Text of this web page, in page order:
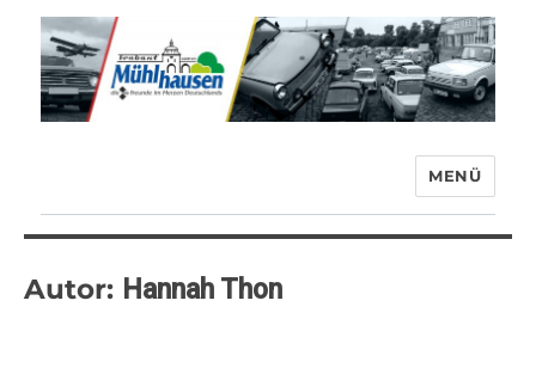
MENÜ
Autor: Hannah Thon